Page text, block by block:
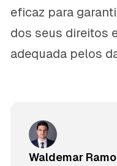
eficaz para
dos seus direitos
adequada pelos
Waldemar